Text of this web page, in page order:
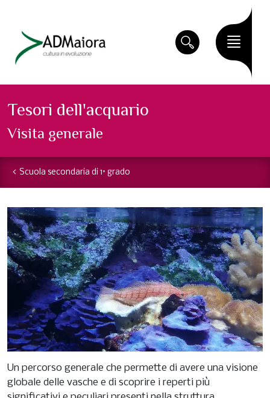
Tesori dell'acquario
Visita generale
Scuola secondaria di 1° grado
Un percorso generale che permette di avere una visione
globale delle vasche e di scoprire i reperti più